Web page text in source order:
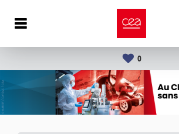
0